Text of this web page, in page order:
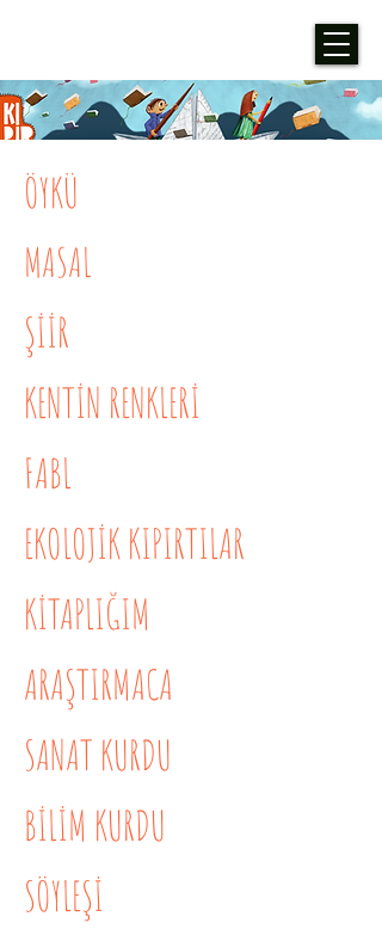
ÖYKÜ
MASAL
ŞİİR
KENTİN RENKLERİ
FABL
EKOLOJİK KIPIRTILAR
KİTAPLIĞIM
ARAŞTIRMACA
SANAT KURDU
BİLİM KURDU
SÖYLEŞİ